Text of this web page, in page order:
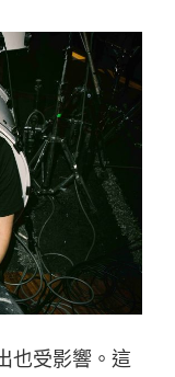
也受影響。這